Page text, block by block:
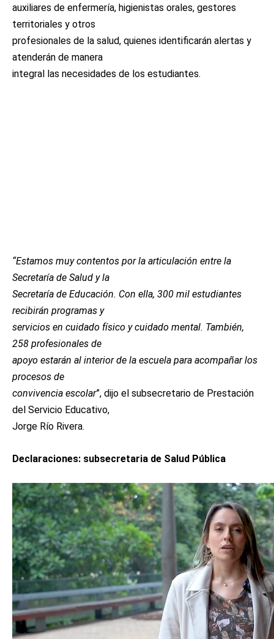
auxiliares de enfermería, higienistas orales, gestores
territoriales y otros
profesionales de la salud, quienes identificarán alertas y
atenderán de manera
integral las necesidades de los estudiantes.
“Estamos muy contentos por la articulación entre la
Secretaría de Salud y la
Secretaría de Educación. Con ella, 300 mil estudiantes
recibirán programas y
servicios en cuidado físico y cuidado mental. También,
258 profesionales de
apoyo estarán al interior de la escuela para acompañar los
procesos de
convivencia escolar”, dijo el subsecretario de Prestación
del Servicio Educativo,
Jorge Río Rivera.
Declaraciones: subsecretaria de Salud Pública